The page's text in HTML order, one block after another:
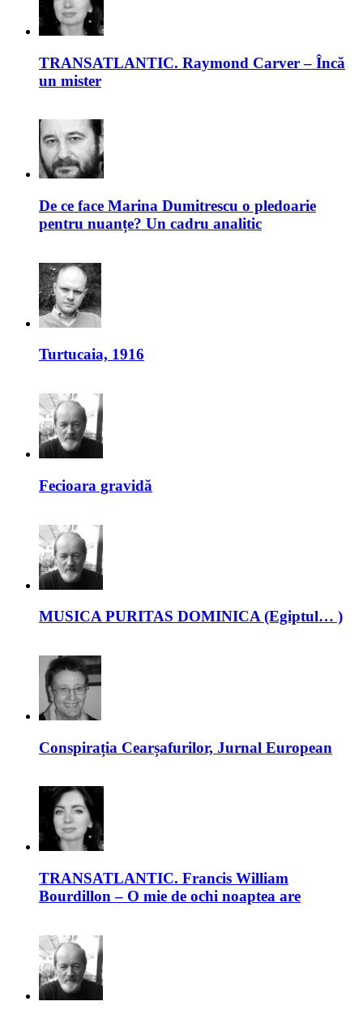
TRANSATLANTIC. Raymond Carver – Încă
un mister
De ce face Marina Dumitrescu o pledoarie
pentru nuanțe? Un cadru analitic
Turtucaia, 1916
Fecioara gravidă
MUSICA PURITAS DOMINICA (Egiptul… )
Conspirația Cearșafurilor, Jurnal European
TRANSATLANTIC. Francis William
Bourdillon – O mie de ochi noaptea are